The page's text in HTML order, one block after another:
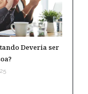
Deveria ser